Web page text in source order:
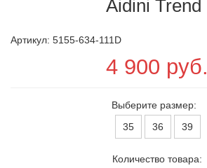
Aidini Trend
Артикул: 5155-634-111D
4 900 руб.
Выберите размер:
35
36 39
Количество товара: